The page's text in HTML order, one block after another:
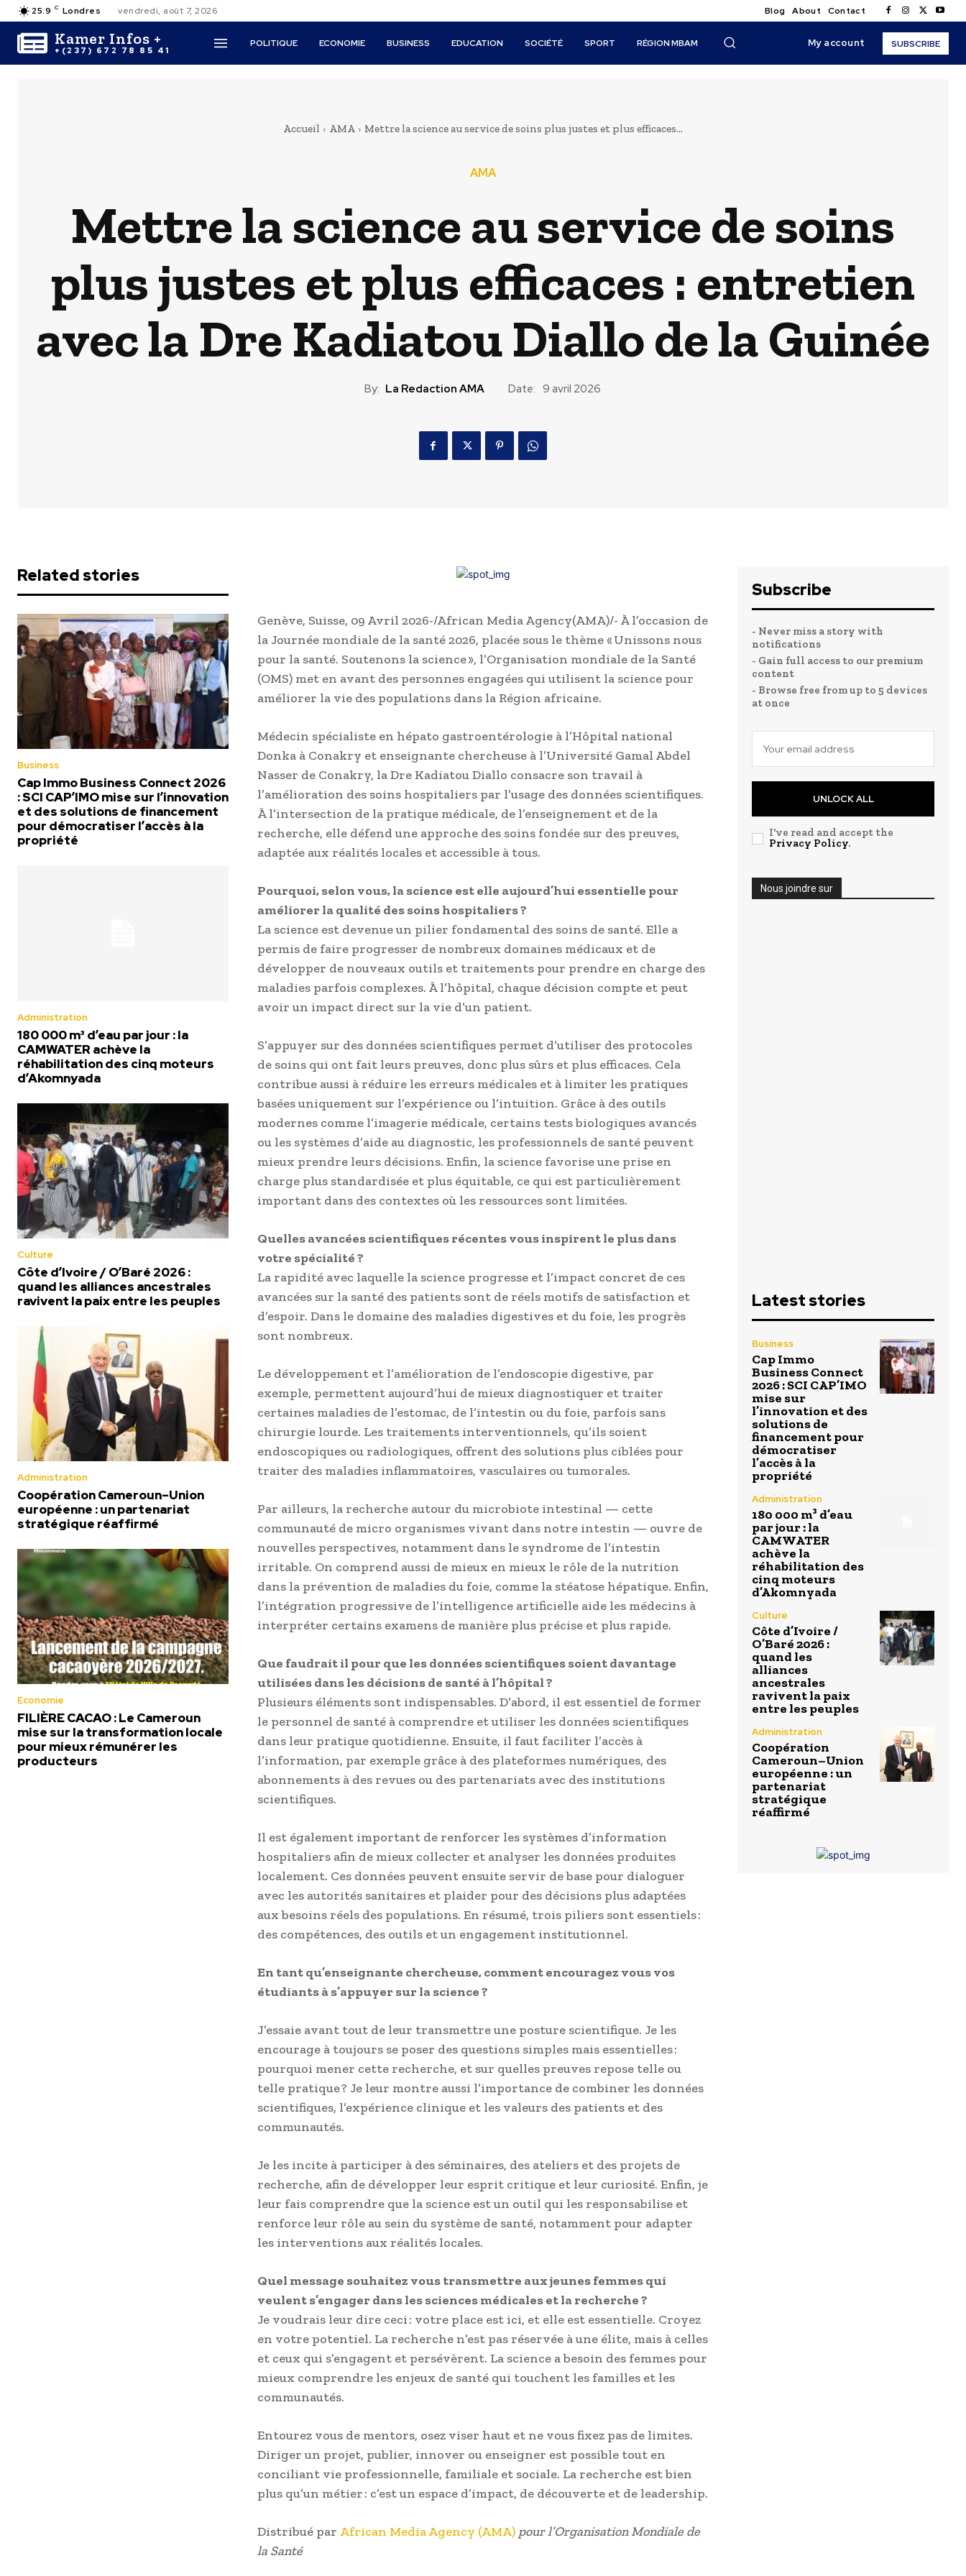
25.9 C Londres vendredi, août 7, 2026 Blog About Contact
Kamer Infos +
+(237) 672 78 85 41
POLITIQUE ECONOMIE BUSINESS EDUCATION SOCIÉTÉ SPORT RÉGION MBAM My account SUBSCRIBE
Accueil AMA Mettre la science au service de soins plus justes et plus efficaces...
AMA
Mettre la science au service de soins
plus justes et plus efficaces : entretien
avec la Dre Kadiatou Diallo de la Guinée
By: La Redaction AMA Date: 9 avril 2026
Related stories
Business
Cap Immo Business Connect 2026
: SCI CAP’IMO mise sur l’innovation
et des solutions de financement
pour démocratiser l’accès à la
propriété
Administration
180 000 m³ d’eau par jour : la
CAMWATER achève la
réhabilitation des cinq moteurs
d’Akomnyada
Culture
Côte d’Ivoire / O’Baré 2026 :
quand les alliances ancestrales
ravivent la paix entre les peuples
Administration
Coopération Cameroun–Union
européenne : un partenariat
stratégique réaffirmé
Economie
FILIÈRE CACAO : Le Cameroun
mise sur la transformation locale
pour mieux rémunérer les
producteurs
Genève, Suisse, 09 Avril 2026-/African Media Agency(AMA)/- À l’occasion de
la Journée mondiale de la santé 2026, placée sous le thème « Unissons nous
pour la santé. Soutenons la science », l’Organisation mondiale de la Santé
(OMS) met en avant des personnes engagées qui utilisent la science pour
améliorer la vie des populations dans la Région africaine.
Médecin spécialiste en hépato gastroentérologie à l’Hôpital national
Donka à Conakry et enseignante chercheuse à l’Université Gamal Abdel
Nasser de Conakry, la Dre Kadiatou Diallo consacre son travail à
l’amélioration des soins hospitaliers par l’usage des données scientifiques.
À l’intersection de la pratique médicale, de l’enseignement et de la
recherche, elle défend une approche des soins fondée sur des preuves,
adaptée aux réalités locales et accessible à tous.
Pourquoi, selon vous, la science est elle aujourd’hui essentielle pour
améliorer la qualité des soins hospitaliers ?
La science est devenue un pilier fondamental des soins de santé. Elle a
permis de faire progresser de nombreux domaines médicaux et de
développer de nouveaux outils et traitements pour prendre en charge des
maladies parfois complexes. À l’hôpital, chaque décision compte et peut
avoir un impact direct sur la vie d’un patient.
S’appuyer sur des données scientifiques permet d’utiliser des protocoles
de soins qui ont fait leurs preuves, donc plus sûrs et plus efficaces. Cela
contribue aussi à réduire les erreurs médicales et à limiter les pratiques
basées uniquement sur l’expérience ou l’intuition. Grâce à des outils
modernes comme l’imagerie médicale, certains tests biologiques avancés
ou les systèmes d’aide au diagnostic, les professionnels de santé peuvent
mieux prendre leurs décisions. Enfin, la science favorise une prise en
charge plus standardisée et plus équitable, ce qui est particulièrement
important dans des contextes où les ressources sont limitées.
Quelles avancées scientifiques récentes vous inspirent le plus dans
votre spécialité ?
La rapidité avec laquelle la science progresse et l’impact concret de ces
avancées sur la santé des patients sont de réels motifs de satisfaction et
d’espoir. Dans le domaine des maladies digestives et du foie, les progrès
sont nombreux.
Le développement et l’amélioration de l’endoscopie digestive, par
exemple, permettent aujourd’hui de mieux diagnostiquer et traiter
certaines maladies de l’estomac, de l’intestin ou du foie, parfois sans
chirurgie lourde. Les traitements interventionnels, qu’ils soient
endoscopiques ou radiologiques, offrent des solutions plus ciblées pour
traiter des maladies inflammatoires, vasculaires ou tumorales.
Par ailleurs, la recherche autour du microbiote intestinal — cette
communauté de micro organismes vivant dans notre intestin — ouvre de
nouvelles perspectives, notamment dans le syndrome de l’intestin
irritable. On comprend aussi de mieux en mieux le rôle de la nutrition
dans la prévention de maladies du foie, comme la stéatose hépatique. Enfin,
l’intégration progressive de l’intelligence artificielle aide les médecins à
interpréter certains examens de manière plus précise et plus rapide.
Que faudrait il pour que les données scientifiques soient davantage
utilisées dans les décisions de santé à l’hôpital ?
Plusieurs éléments sont indispensables. D’abord, il est essentiel de former
le personnel de santé à comprendre et utiliser les données scientifiques
dans leur pratique quotidienne. Ensuite, il faut faciliter l’accès à
l’information, par exemple grâce à des plateformes numériques, des
abonnements à des revues ou des partenariats avec des institutions
scientifiques.
Il est également important de renforcer les systèmes d’information
hospitaliers afin de mieux collecter et analyser les données produites
localement. Ces données peuvent ensuite servir de base pour dialoguer
avec les autorités sanitaires et plaider pour des décisions plus adaptées
aux besoins réels des populations. En résumé, trois piliers sont essentiels :
des compétences, des outils et un engagement institutionnel.
En tant qu’enseignante chercheuse, comment encouragez vous vos
étudiants à s’appuyer sur la science ?
J’essaie avant tout de leur transmettre une posture scientifique. Je les
encourage à toujours se poser des questions simples mais essentielles :
pourquoi mener cette recherche, et sur quelles preuves repose telle ou
telle pratique ? Je leur montre aussi l’importance de combiner les données
scientifiques, l’expérience clinique et les valeurs des patients et des
communautés.
Je les incite à participer à des séminaires, des ateliers et des projets de
recherche, afin de développer leur esprit critique et leur curiosité. Enfin, je
leur fais comprendre que la science est un outil qui les responsabilise et
renforce leur rôle au sein du système de santé, notamment pour adapter
les interventions aux réalités locales.
Quel message souhaitez vous transmettre aux jeunes femmes qui
veulent s’engager dans les sciences médicales et la recherche ?
Je voudrais leur dire ceci : votre place est ici, et elle est essentielle. Croyez
en votre potentiel. La recherche n’est pas réservée à une élite, mais à celles
et ceux qui s’engagent et persévèrent. La science a besoin des femmes pour
mieux comprendre les enjeux de santé qui touchent les familles et les
communautés.
Entourez vous de mentors, osez viser haut et ne vous fixez pas de limites.
Diriger un projet, publier, innover ou enseigner est possible tout en
conciliant vie professionnelle, familiale et sociale. La recherche est bien
plus qu’un métier : c’est un espace d’impact, de découverte et de leadership.
Distribué par African Media Agency (AMA) pour l’Organisation Mondiale de
la Santé
Subscribe
- Never miss a story with
notifications
- Gain full access to our premium
content
- Browse free from up to 5 devices
at once
UNLOCK ALL
I've read and accept the
Privacy Policy.
Nous joindre sur
Latest stories
Business
Cap Immo
Business Connect
2026 : SCI CAP’IMO
mise sur
l’innovation et des
solutions de
financement pour
démocratiser
l’accès à la
propriété
Administration
180 000 m³ d’eau
par jour : la
CAMWATER
achève la
réhabilitation des
cinq moteurs
d’Akomnyada
Culture
Côte d’Ivoire /
O’Baré 2026 :
quand les
alliances
ancestrales
ravivent la paix
entre les peuples
Administration
Coopération
Cameroun–Union
européenne : un
partenariat
stratégique
réaffirmé